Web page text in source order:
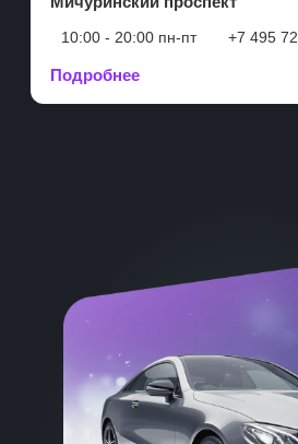
10:00 - 20:00 пн-пт +7 495
Подробнее